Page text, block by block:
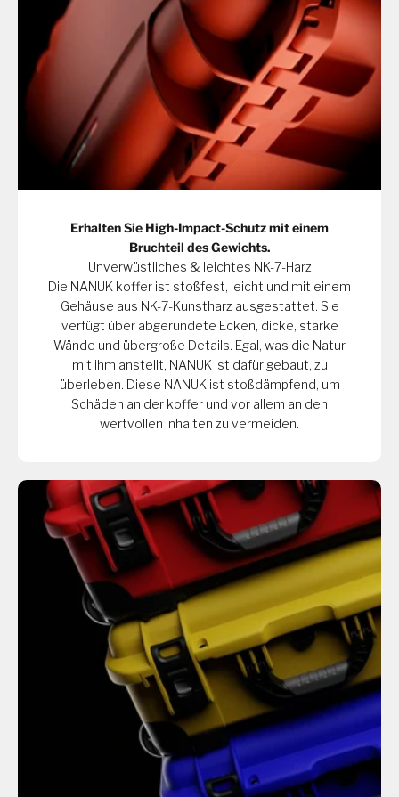
Erhalten Sie High-Impact-Schutz mit einem
Bruchteil des Gewichts.
Unverwüstliches & leichtes NK-7-Harz
Die NANUK koffer ist stoßfest, leicht und mit einem
Gehäuse aus NK-7-Kunstharz ausgestattet. Sie
verfügt über abgerundete Ecken, dicke, starke
Wände und übergroße Details. Egal, was die Natur
mit ihm anstellt, NANUK ist dafür gebaut, zu
überleben. Diese NANUK ist stoßdämpfend, um
Schäden an der koffer und vor allem an den
wertvollen Inhalten zu vermeiden.